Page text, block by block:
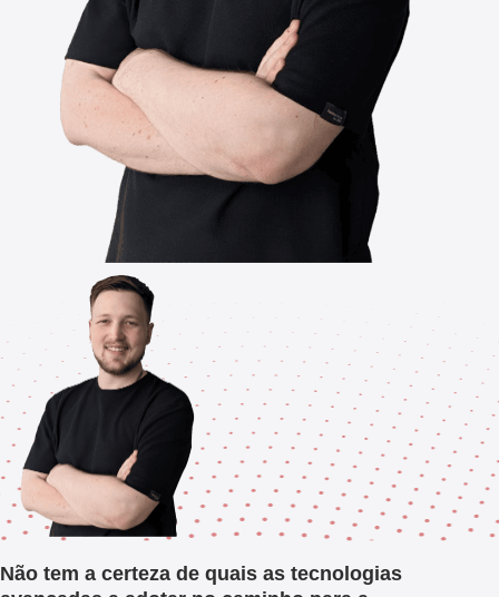
Não tem a certeza de quais as tecnologias